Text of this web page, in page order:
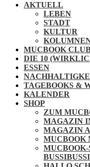
AKTUELL
LEBEN
STADT
KULTUR
MUCBOOK
DIE 10
ESSEN
TAGEBOOKS &
KALENDER
SHOP
ZUM
MAGAZIN
MAGAZIN
MUCBOOK